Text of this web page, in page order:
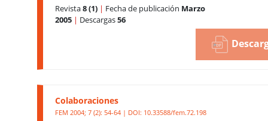
Revista8 (1) | Fecha de publicación Marzo
2005 | Descargas56
Colaboraciones
FEM 2004; 7 (2): 54-64 | DOI: 10.33588/fem.72.198